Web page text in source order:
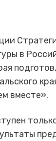
в
вместе».